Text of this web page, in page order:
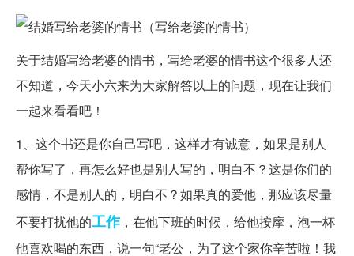
关于结婚写给老婆的情书，写给老婆的情书这个很多人还
不知道，今天小六来为大家解答以上的问题，现在让我们
一起来看看吧！
1、这个书还是你自己写吧，这样才有诚意，如果是别人
帮你写了，再怎么好也是别人写的，明白不？这是你们的
感情，不是别人的，明白不？如果真的爱他，那应该尽量
不要打扰他的工作，在他下班的时候，给他按摩，泡一杯
他喜欢喝的东西，说一句“老公，为了这个家你辛苦啦！我